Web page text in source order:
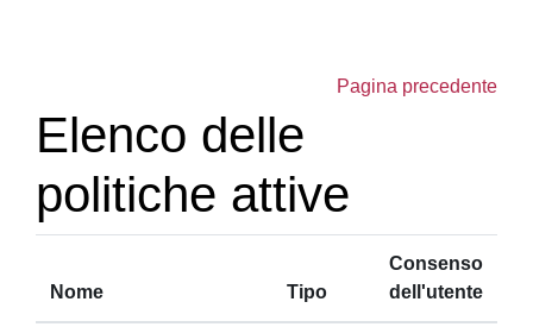
Pagina precedente
Elenco delle
politiche attive
Nome Tipo
Consenso
dell'utente